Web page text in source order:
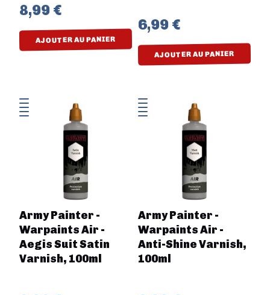
8,99 €
AJOUTER AU PANIER
6,99 €
AJOUTER AU PANIER
Army Painter -
Warpaints Air -
Aegis Suit Satin
Varnish, 100ml
Army Painter -
Warpaints Air -
Anti-Shine Varnish,
100ml